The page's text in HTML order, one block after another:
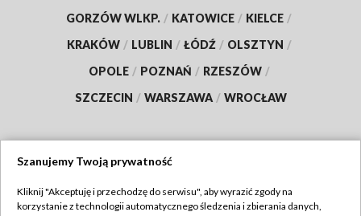
GORZÓW WLKP. / KATOWICE / KIELCE /
KRAKÓW / LUBLIN / ŁÓDŹ / OLSZTYN /
OPOLE / POZNAŃ / RZESZÓW /
SZCZECIN / WARSZAWA / WROCŁAW
TVP
Szanujemy Twoją prywatność
Kliknij "Akceptuję i przechodzę do serwisu", aby wyrazić zgody na
korzystanie z technologii automatycznego śledzenia i zbierania danych,